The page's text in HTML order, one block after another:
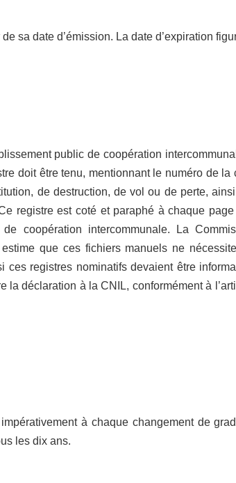
sa date d’émission. La date d’expiration
public de coopération
doit être tenu, mentionnant le numéro de la
de destruction, de vol ou de perte,
registre est coté et paraphé à chaque
coopération intercommunale. La
estime que ces fichiers manuels ne
ces registres nominatifs devaient être
la déclaration à la CNIL, conformément à
à chaque changement de
les dix ans.